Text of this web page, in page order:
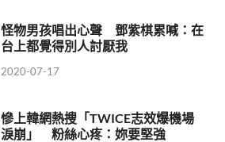
怪物男孩唱出心聲 鄧紫棋累喊：在
台上都覺得別人討厭我
2020-07-17
慘上韓網熱搜「TWICE志效爆機場
淚崩」 粉絲心疼：妳要堅強